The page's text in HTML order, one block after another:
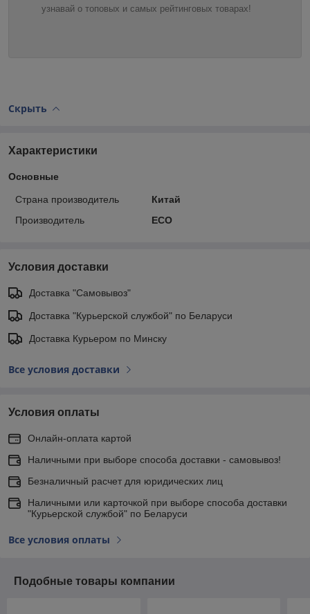
узнавай о топовых и самых рейтинговых товарах!
Скрыть
Характеристики
Основные
Страна производитель
Китай
Производитель
ECO
Условия доставки
Доставка "Самовывоз"
Доставка "Курьерской службой" по Беларуси
Доставка Курьером по Минску
Все условия доставки
Условия оплаты
Онлайн-оплата картой
Наличными при выборе способа доставки - самовывоз!
Безналичный расчет для юридических лиц
Наличными или карточкой при выборе способа доставки
"Курьерской службой" по Беларуси
Все условия оплаты
Подобные товары компании